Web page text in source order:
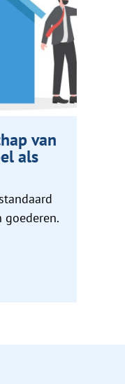
van
als
goederen.